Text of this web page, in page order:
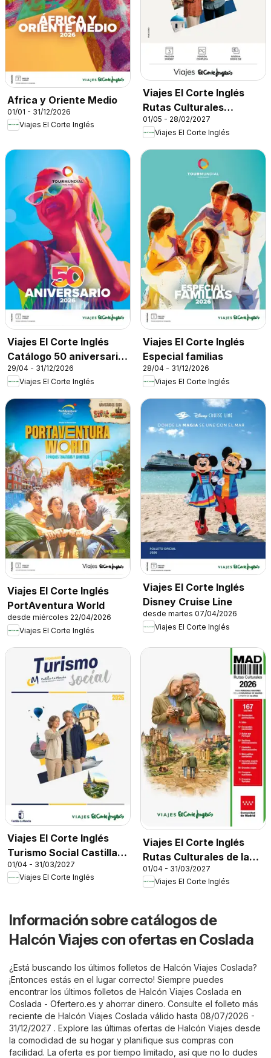
Africa y Oriente Medio
01/01 - 31/12/2026
Viajes El Corte Inglés
Viajes El Corte Inglés
Rutas Culturales
Cantabria
01/05 - 28/02/2027
Viajes El Corte Inglés
Viajes El Corte Inglés
Catálogo 50 aniversario
Tourmundial
29/04 - 31/12/2026
Viajes El Corte Inglés
Viajes El Corte Inglés
Especial familias
28/04 - 31/12/2026
Viajes El Corte Inglés
Viajes El Corte Inglés
PortAventura World
desde miércoles 22/04/2026
Viajes El Corte Inglés
Viajes El Corte Inglés
Disney Cruise Line
desde martes 07/04/2026
Viajes El Corte Inglés
Viajes El Corte Inglés
Turismo Social Castilla
La Mancha
01/04 - 31/03/2027
Viajes El Corte Inglés
Viajes El Corte Inglés
Rutas Culturales de la
Comunidad de Madrid
01/04 - 31/03/2027
Viajes El Corte Inglés
Información sobre catálogos de
Halcón Viajes con ofertas en Coslada
¿Está buscando los últimos folletos de Halcón Viajes Coslada?
¡Entonces estás en el lugar correcto! Siempre puedes
encontrar los últimos folletos de Halcón Viajes Coslada en
Coslada - Ofertero.es y ahorrar dinero. Consulte el folleto más
reciente de Halcón Viajes Coslada válido hasta 08/07/2026 -
31/12/2027 . Explore las últimas ofertas de Halcón Viajes desde
la comodidad de su hogar y planifique sus compras con
facilidad. La oferta es por tiempo limitado, así que no lo dudes